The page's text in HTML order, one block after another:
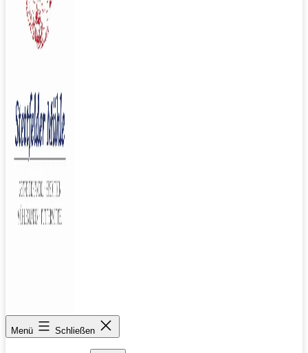
stettfelder-
muehle.de
Menü Schließen